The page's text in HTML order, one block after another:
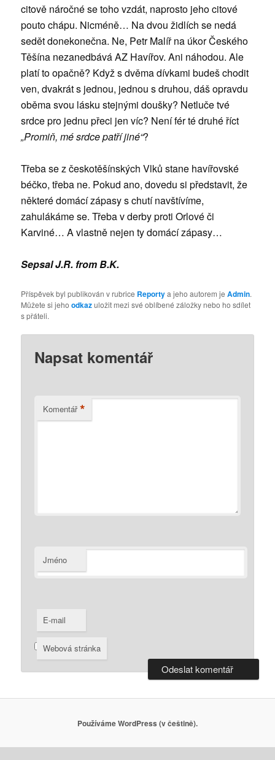
citově náročné se toho vzdát, naprosto jeho citové
pouto chápu. Nicméně… Na dvou židlích se nedá
sedět donekonečna. Ne, Petr Malíř na úkor Českého
Těšína nezanedbává AZ Havířov. Ani náhodou. Ale
platí to opačně? Když s dvěma dívkami budeš chodit
ven, dvakrát s jednou, jednou s druhou, dáš opravdu
oběma svou lásku stejnými doušky? Netluče tvé
srdce pro jednu přeci jen víc? Není fér té druhé říct
„Promiň, mé srdce patří jiné“?
Třeba se z českotěšínských Vlků stane havířovské
béčko, třeba ne. Pokud ano, dovedu si představit, že
některé domácí zápasy s chutí navštívíme,
zahulákáme se. Třeba v derby proti Orlové či
Karviné… A vlastně nejen ty domácí zápasy…
Sepsal J.R. from B.K.
Příspěvek byl publikován v rubrice Reportya jeho autorem jeAdmin.
Můžete si jehoodkazuložit mezi své oblíbené záložky nebo ho sdílet
s přáteli.
Napsat komentář
Komentář *
Jméno
E-mail
Webová stránka
Používáme WordPress (v češtině).